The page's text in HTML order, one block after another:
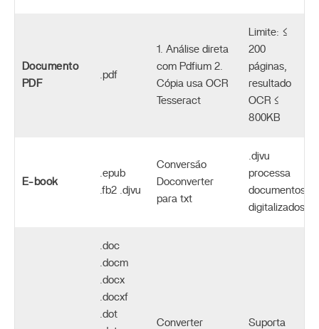
Documento
PDF
.pdf
1. Análise direta
com Pdfium 2.
Cópia usa OCR
Tesseract
Limite: ≤
200
páginas,
resultado
OCR ≤
800KB
E-book
.epub
.fb2 .djvu
Conversão
Doconverter
para txt
.djvu
processa
documentos
digitalizados
.doc
.docm
.docx
.docxf
.dot
Converter Suporta